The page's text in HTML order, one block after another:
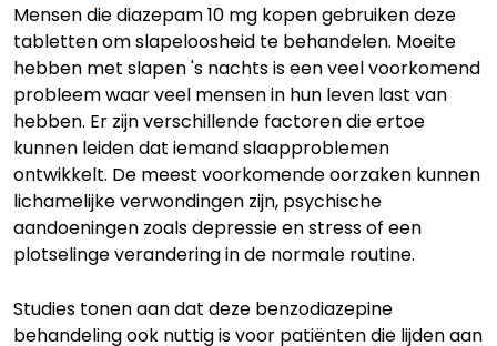
Mensen die diazepam 10 mg kopen gebruiken deze
tabletten om slapeloosheid te behandelen. Moeite
hebben met slapen 's nachts is een veel voorkomend
probleem waar veel mensen in hun leven last van
hebben. Er zijn verschillende factoren die ertoe
kunnen leiden dat iemand slaapproblemen
ontwikkelt. De meest voorkomende oorzaken kunnen
lichamelijke verwondingen zijn, psychische
aandoeningen zoals depressie en stress of een
plotselinge verandering in de normale routine.
Studies tonen aan dat deze benzodiazepine
behandeling ook nuttig is voor patiënten die lijden aan